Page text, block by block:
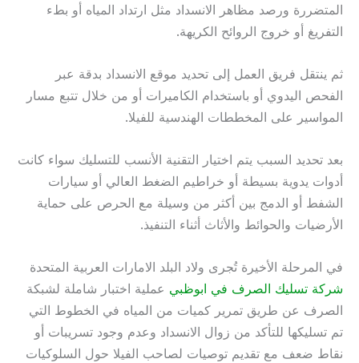
المتضررة ورصد مظاهر الانسداد مثل ارتداد المياه أو بطء
التفريغ أو خروج الروائح الكريهة.
ثم ينتقل فريق العمل إلى تحديد موقع الانسداد بدقة عبر
الفحص اليدوي أو باستخدام الكاميرات أو من خلال تتبع مسار
المواسير على المخططات الهندسية للفيلا.
بعد تحديد السبب يتم اختيار التقنية الأنسب للتسليك سواء كانت
أدوات يدوية بسيطة أو خراطيم الضغط العالي أو سيارات
الشفط أو الدمج بين أكثر من وسيلة مع الحرص على حماية
الأرضيات والحوائط والأثاث أثناء التنفيذ.
في المرحلة الأخيرة تُجرى ولاد البلد الامارات العربية المتحدة
شركة تسليك الصرف في ابوظبي عملية اختبار شاملة لشبكة
الصرف عن طريق تمرير كميات من المياه في الخطوط التي
تم تسليكها للتأكد من زوال الانسداد وعدم وجود تسريبات أو
نقاط ضعف مع تقديم توصيات لصاحب الفيلا حول السلوكيات